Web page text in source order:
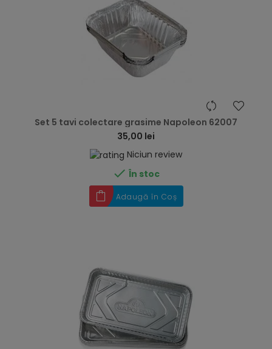
Set 5 tavi colectare grasime Napoleon 62007
35,00 lei
Niciun review
 În stoc
Adaugă în Coș